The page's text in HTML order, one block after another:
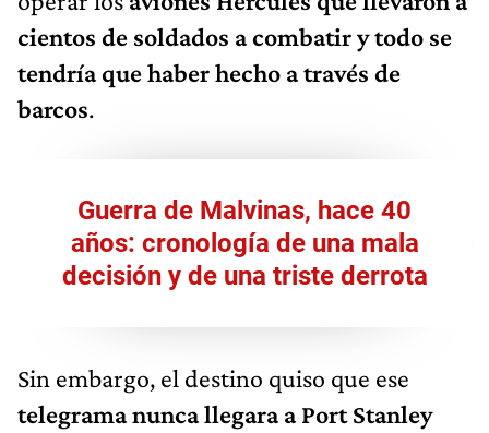
cientos de soldados a combatir y todo se
tendría que haber hecho a través de
barcos.
Guerra de Malvinas, hace 40
años: cronología de una mala
decisión y de una triste derrota
Sin embargo, el destino quiso que ese
telegrama nunca llegara a Port Stanley